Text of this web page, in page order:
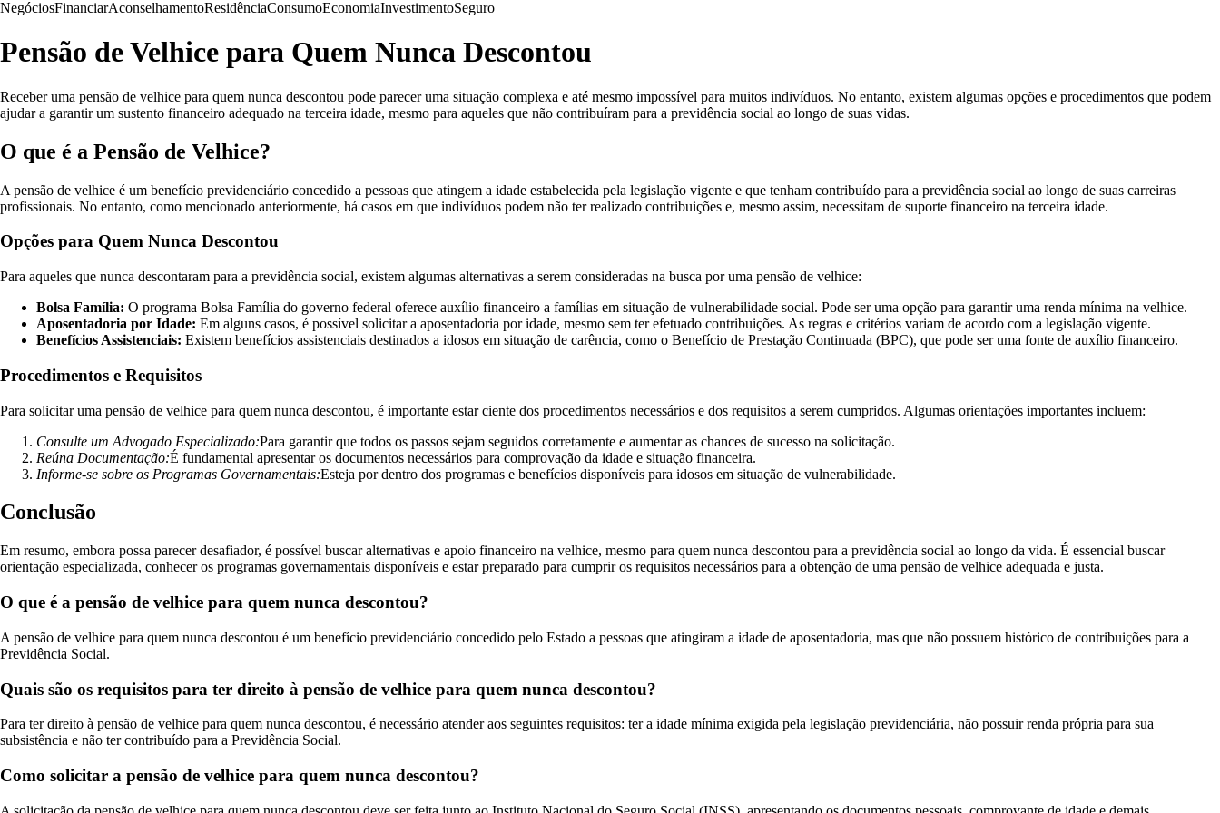
NegóciosFinanciarAconselhamentoResidênciaConsumoEconomiaInvestimentoSeguro
Pensão de Velhice para Quem Nunca Descontou
Receber uma pensão de velhice para quem nunca descontou pode parecer uma situação complexa e até mesmo impossível para muitos indivíduos. No entanto, existem algumas opções e procedimentos que podem
ajudar a garantir um sustento financeiro adequado na terceira idade, mesmo para aqueles que não contribuíram para a previdência social ao longo de suas vidas.
O que é a Pensão de Velhice?
A pensão de velhice é um benefício previdenciário concedido a pessoas que atingem a idade estabelecida pela legislação vigente e que tenham contribuído para a previdência social ao longo de suas carreiras
profissionais. No entanto, como mencionado anteriormente, há casos em que indivíduos podem não ter realizado contribuições e, mesmo assim, necessitam de suporte financeiro na terceira idade.
Opções para Quem Nunca Descontou
Para aqueles que nunca descontaram para a previdência social, existem algumas alternativas a serem consideradas na busca por uma pensão de velhice:
Bolsa Família: O programa Bolsa Família do governo federal oferece auxílio financeiro a famílias em situação de vulnerabilidade social. Pode ser uma opção para garantir uma renda mínima na velhice.
Aposentadoria por Idade: Em alguns casos, é possível solicitar a aposentadoria por idade, mesmo sem ter efetuado contribuições. As regras e critérios variam de acordo com a legislação vigente.
Benefícios Assistenciais: Existem benefícios assistenciais destinados a idosos em situação de carência, como o Benefício de Prestação Continuada (BPC), que pode ser uma fonte de auxílio financeiro.
Procedimentos e Requisitos
Para solicitar uma pensão de velhice para quem nunca descontou, é importante estar ciente dos procedimentos necessários e dos requisitos a serem cumpridos. Algumas orientações importantes incluem:
Consulte um Advogado Especializado:Para garantir que todos os passos sejam seguidos corretamente e aumentar as chances de sucesso na solicitação.
Reúna Documentação:É fundamental apresentar os documentos necessários para comprovação da idade e situação financeira.
Informe-se sobre os Programas Governamentais:Esteja por dentro dos programas e benefícios disponíveis para idosos em situação de vulnerabilidade.
Conclusão
Em resumo, embora possa parecer desafiador, é possível buscar alternativas e apoio financeiro na velhice, mesmo para quem nunca descontou para a previdência social ao longo da vida. É essencial buscar
orientação especializada, conhecer os programas governamentais disponíveis e estar preparado para cumprir os requisitos necessários para a obtenção de uma pensão de velhice adequada e justa.
O que é a pensão de velhice para quem nunca descontou?
A pensão de velhice para quem nunca descontou é um benefício previdenciário concedido pelo Estado a pessoas que atingiram a idade de aposentadoria, mas que não possuem histórico de contribuições para a
Previdência Social.
Quais são os requisitos para ter direito à pensão de velhice para quem nunca descontou?
Para ter direito à pensão de velhice para quem nunca descontou, é necessário atender aos seguintes requisitos: ter a idade mínima exigida pela legislação previdenciária, não possuir renda própria para sua
subsistência e não ter contribuído para a Previdência Social.
Como solicitar a pensão de velhice para quem nunca descontou?